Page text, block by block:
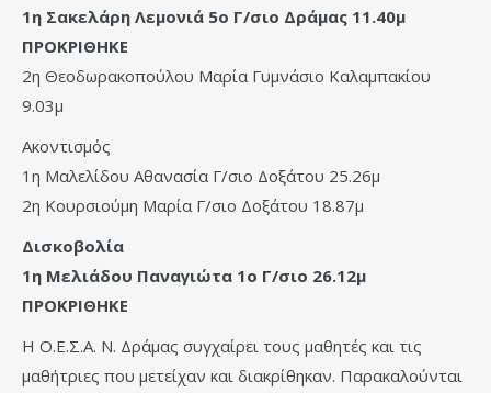
1η Σακελάρη Λεμονιά 5ο Γ/σιο Δράμας 11.40μ
ΠΡΟΚΡΙΘΗΚΕ
2η Θεοδωρακοπούλου Μαρία Γυμνάσιο Καλαμπακίου
9.03μ
Ακοντισμός
1η Μαλελίδου Αθανασία Γ/σιο Δοξάτου 25.26μ
2η Κουρσιούμη Μαρία Γ/σιο Δοξάτου 18.87μ
Δισκοβολία
1η Μελιάδου Παναγιώτα 1ο Γ/σιο 26.12μ
ΠΡΟΚΡΙΘΗΚΕ
Η Ο.Ε.Σ.Α. Ν. Δράμας συγχαίρει τους μαθητές και τις
μαθήτριες που μετείχαν και διακρίθηκαν. Παρακαλούνται